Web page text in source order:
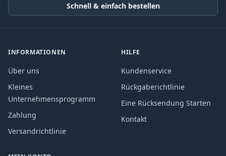
Schnell & einfach bestellen
INFORMATIONEN
Über uns
Kleines
Unternehmensprogramm
Zahlung
Versandrichtlinie
HILFE
Kundenservice
Rückgaberichtlinie
Eine Rücksendung Starten
Kontakt